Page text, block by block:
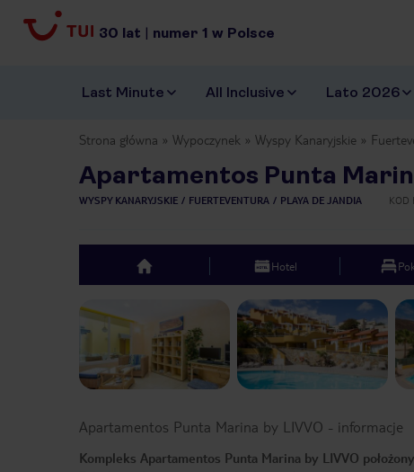
30 lat | numer 1 w Polsce
Last Minute All Inclusive Lato 2026
Strona główna Wypoczynek Wyspy Kanaryjskie
Apartamentos Punta
WYSPY KANARYJSKIE FUERTEVENTURA PLAYA DE JANDIA KOD
top Hotel
Apartamentos Punta Marina by LIVVO - informacje
Kompleks Apartamentos Punta Marina by LIVVO